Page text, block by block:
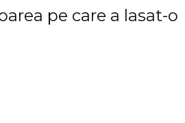
pe care a lasat-o